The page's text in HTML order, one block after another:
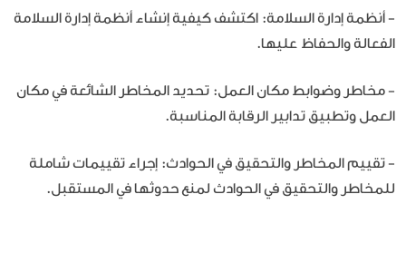
- أنظمة إدارة السلامة: اكتشف كيفية إنشاء أنظمة إدارة السلامة
الفعالة والحفاظ عليها.
- مخاطر وضوابط مكان العمل: تحديد المخاطر الشائعة في مكان
العمل وتطبيق تدابير الرقابة المناسبة.
- تقييم المخاطر والتحقيق في الحوادث: إجراء تقييمات شاملة
للمخاطر والتحقيق في الحوادث لمنع حدوثها في المستقبل.